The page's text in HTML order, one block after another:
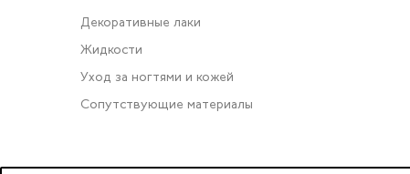
Декоративные лаки
Жидкости
Уход за ногтями и кожей
Сопутствующие материалы